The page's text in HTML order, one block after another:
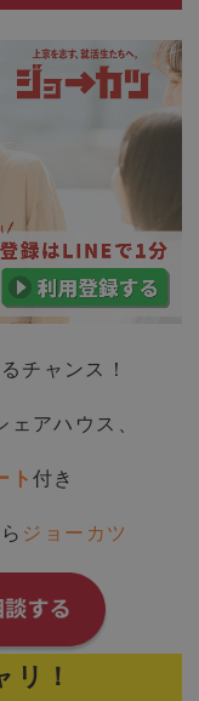
チャンス！
アハウス、
ト 付き
ジョーカツ
リ！